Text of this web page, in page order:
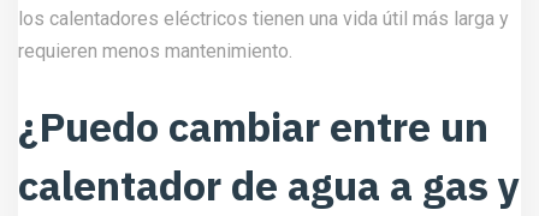
los calentadores eléctricos tienen una vida útil más larga y
requieren menos mantenimiento.
¿Puedo cambiar entre un
calentador de agua a gas y